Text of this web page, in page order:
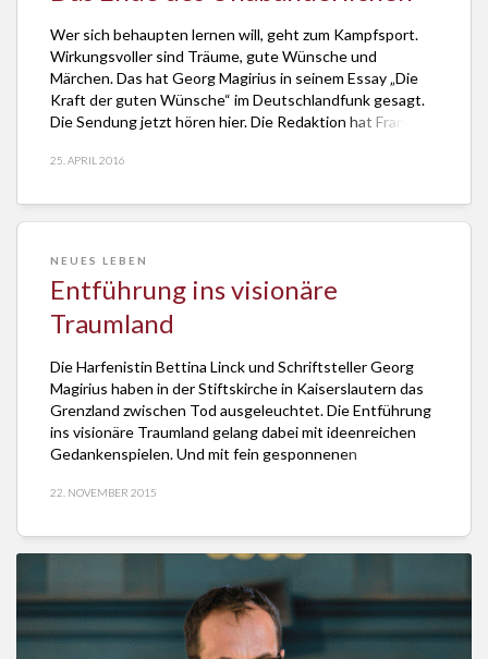
Wer sich behaupten lernen will, geht zum Kampfsport.
Wirkungsvoller sind Träume, gute Wünsche und
Märchen. Das hat Georg Magirius in seinem Essay „Die
Kraft der guten Wünsche“ im Deutschlandfunk gesagt.
Die Sendung jetzt hören hier. Die Redaktion hat Frank-
Kämpfe und Debatten nichts ausrichten, heißt es oft.
25. APRIL 2016
NEUES LEBEN
Entführung ins visionäre
Traumland
Die Harfenistin Bettina Linck und Schriftsteller Georg
Magirius haben in der Stiftskirche in Kaiserslautern das
Grenzland zwischen Tod ausgeleuchtet. Die Entführung
ins visionäre Traumland gelang dabei mit ideenreichen
Gedankenspielen. Und mit fein gesponnenen
schreibt es Reiner Henn in der Rheinpfalz vom 9.
22. NOVEMBER 2015